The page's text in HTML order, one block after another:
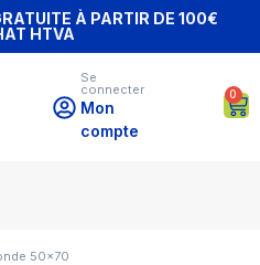
À PARTIR DE 100€
HTVA
Se
connecter
Mon
compte
0
50×70